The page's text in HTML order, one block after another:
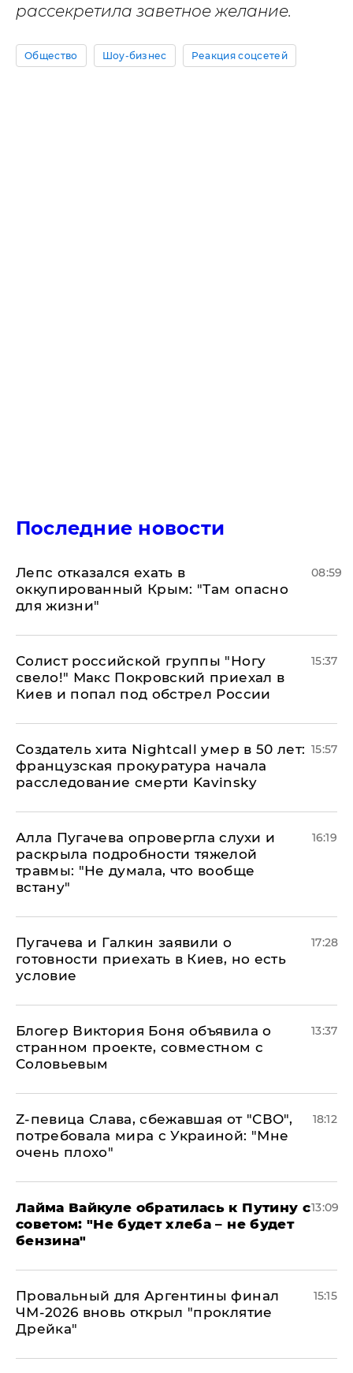
рассекретила заветное желание.
Общество Шоу-бизнес Реакция соцсетей
Последние новости
Лепс отказался ехать в
оккупированный Крым: "Там опасно
для жизни"
08:59
Солист российской группы "Ногу
свело!" Макс Покровский приехал в
Киев и попал под обстрел России
15:37
Создатель хита Nightcall умер в 50 лет:
французская прокуратура начала
расследование смерти Kavinsky
15:57
Алла Пугачева опровергла слухи и
раскрыла подробности тяжелой
травмы: "Не думала, что вообще
встану"
16:19
Пугачева и Галкин заявили о
готовности приехать в Киев, но есть
условие
17:28
Блогер Виктория Боня объявила о
странном проекте, совместном с
Соловьевым
13:37
Z-певица Слава, сбежавшая от "СВО",
потребовала мира с Украиной: "Мне
очень плохо"
18:12
Лайма Вайкуле обратилась к Путину с
советом: "Не будет хлеба – не будет
бензина"
13:09
Провальный для Аргентины финал
ЧМ-2026 вновь открыл "проклятие
Дрейка"
15:15